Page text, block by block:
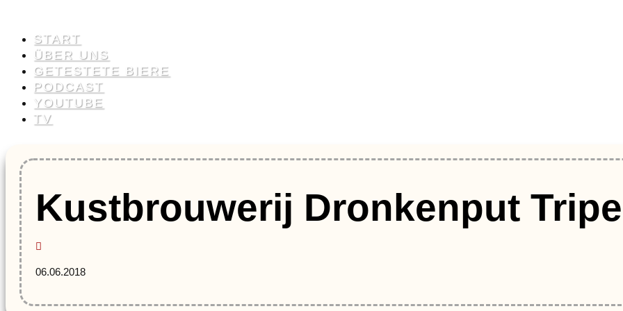
START
ÜBER UNS
GETESTETE BIERE
PODCAST
YOUTUBE
TV
Kustbrouwerij Dronkenput
06.06.2018